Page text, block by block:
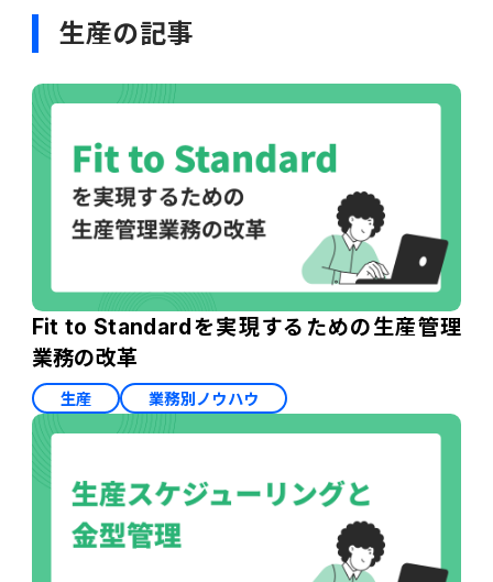
生産の記事
Fit to Standardを実現するための生産管理
業務の改革
生産 業務別ノウハウ